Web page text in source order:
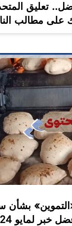
2024 الأفضل.. تعليق
على مطالب
بشأن
خبر لمايو 2024